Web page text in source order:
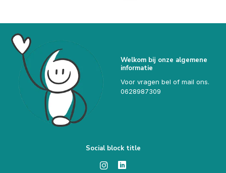
Welkom bij onze algemene
informatie
Voor vragen bel of mail ons.
0628987309
Social block title